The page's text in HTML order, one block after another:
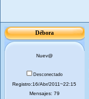
Débora
Nuev@
Desconectado
Registro:16/Abr/2011~22:15
Mensajes: 79